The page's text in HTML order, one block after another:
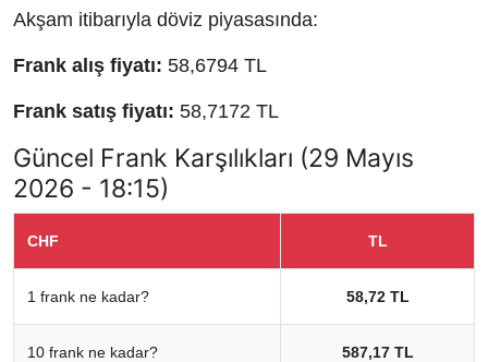
Akşam itibarıyla döviz piyasasında:
Frank alış fiyatı: 58,6794 TL
Frank satış fiyatı: 58,7172 TL
Güncel Frank Karşılıkları (29 Mayıs
2026 - 18:15)
CHF TL
1 frank ne kadar? 58,72 TL
10 frank ne kadar? 587,17 TL